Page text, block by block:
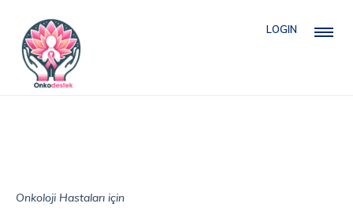
LOGIN
Onkoloji Hastaları için